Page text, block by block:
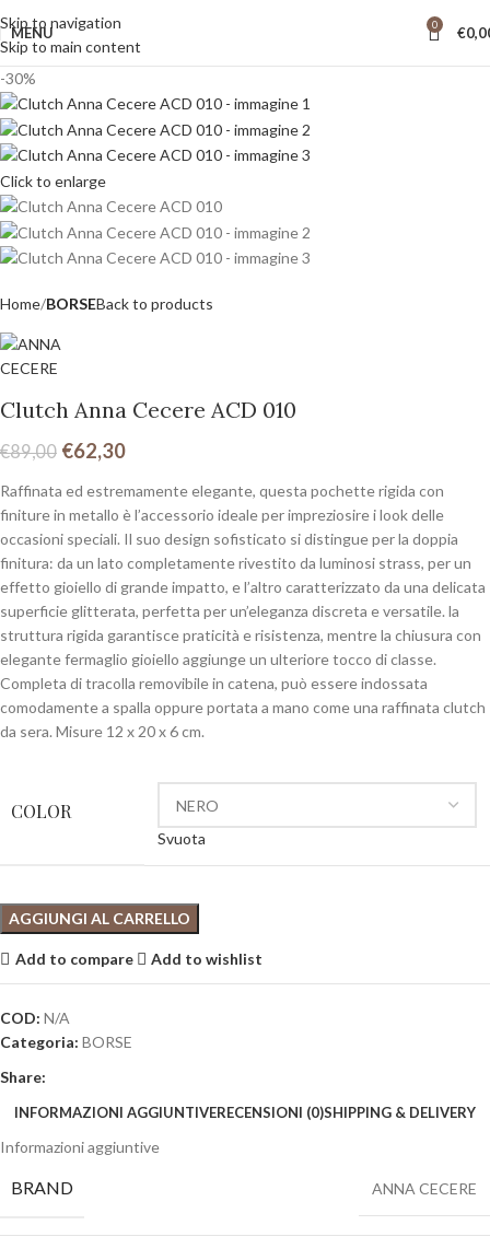
Skip to navigation
Skip to main content
MENU 0 €
-30%
Click to enlarge
Home BORSEBack to products
Clutch Anna Cecere ACD 010
€89,00 €62,30
Raffinata ed estremamente elegante, questa pochette rigida con
finiture in metallo è l’accessorio ideale per impreziosire i look delle
occasioni speciali. Il suo design sofisticato si distingue per la doppia
finitura: da un lato completamente rivestito da luminosi strass, per un
effetto gioiello di grande impatto, e l’altro caratterizzato da una delicata
superficie glitterata, perfetta per un’eleganza discreta e versatile. la
struttura rigida garantisce praticità e risistenza, mentre la chiusura con
elegante fermaglio gioiello aggiunge un ulteriore tocco di classe.
Completa di tracolla removibile in catena, può essere indossata
comodamente a spalla oppure portata a mano come una raffinata clutch
da sera. Misure 12 x 20 x 6 cm.
COLOR
Svuota
AGGIUNGI AL CARRELLO
Add to compare Add to wishlist
COD: N/A
Categoria: BORSE
Share:
INFORMAZIONI AGGIUNTIVERECENSIONI (0)SHIPPING & DELIVERY
Informazioni aggiuntive
BRAND ANNA CECERE